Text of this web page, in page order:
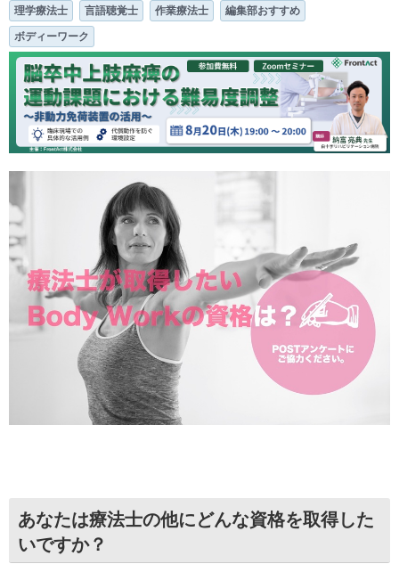
理学療法士 言語聴覚士 作業療法士
編集部おすすめ
ボディーワーク
あなたは療法士の他にどんな資格を取得した
いですか？